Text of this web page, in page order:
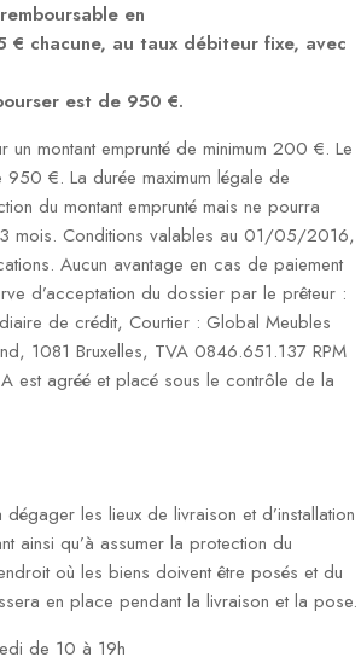
en
€ chacune, au taux débiteur fixe, avec
est de 950 €.
un montant emprunté de minimum 200 €. Le
€. La durée maximum légale de
du montant emprunté mais ne pourra
mois. Conditions valables au 01/05/2016,
Aucun avantage en cas de paiement
d’acceptation du dossier par le prêteur :
de crédit, Courtier : Global Meubles
1081 Bruxelles, TVA 0846.651.137 RPM
est agréé et placé sous le contrôle de la
les lieux de livraison et d’installation
ainsi qu’à assumer la protection du
où les biens doivent être posés et du
en place pendant la livraison et la pose.
de 10 à 19h